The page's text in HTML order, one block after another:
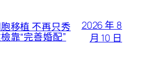
移植 不再只秀
靠“完善婚配”
2026 年 8
月 10 日